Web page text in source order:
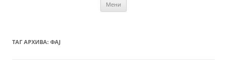
Мени
ТАГ АРХИВА: ФАЈ